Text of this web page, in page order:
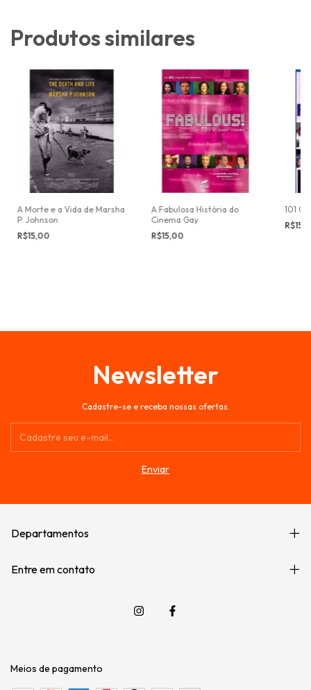
Produtos similares
A Morte e a Vida de Marsha
P. Johnson
R$15,00
A Fabulosa História do
Cinema Gay
R$15,00
101
Newsletter
Cadastre-se e receba nossas ofertas.
Departamentos
Entre em contato
Meios de pagamento